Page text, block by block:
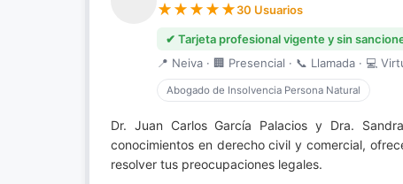
30 Usuarios
✔ Tarjeta profesional vigente y sin
📍 Neiva · 🏢 Presencial · 📞 Llamada · 💻
Abogado de Insolvencia Persona Natural
Dr. Juan Carlos García Palacios y Dra.
conocimientos en derecho civil y comercial,
resolver tus preocupaciones legales.